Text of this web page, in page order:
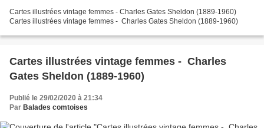
Cartes illustrées vintage femmes - Charles Gates Sheldon (1889-1960)
Cartes illustrées vintage femmes - Charles Gates Sheldon (1889-1960)
Cartes illustrées vintage femmes - Charles
Gates Sheldon (1889-1960)
Publié le 29/02/2020 à 21:34
Par Balades comtoises